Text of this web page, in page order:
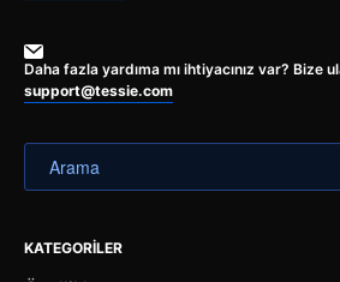
Daha fazla yardıma mı ihtiyacınız var? Bize
support@tessie.com
KATEGORILER